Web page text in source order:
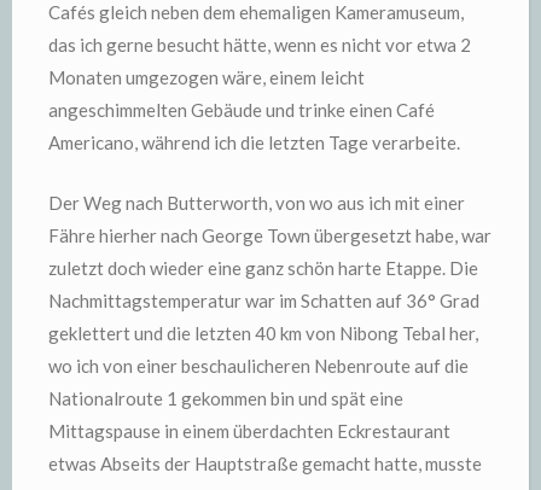
Cafés gleich neben dem ehemaligen Kameramuseum,
das ich gerne besucht hätte, wenn es nicht vor etwa 2
Monaten umgezogen wäre, einem leicht
angeschimmelten Gebäude und trinke einen Café
Americano, während ich die letzten Tage verarbeite.
Der Weg nach Butterworth, von wo aus ich mit einer
Fähre hierher nach George Town übergesetzt habe, war
zuletzt doch wieder eine ganz schön harte Etappe. Die
Nachmittagstemperatur war im Schatten auf 36° Grad
geklettert und die letzten 40 km von Nibong Tebal her,
wo ich von einer beschaulicheren Nebenroute auf die
Nationalroute 1 gekommen bin und spät eine
Mittagspause in einem überdachten Eckrestaurant
etwas Abseits der Hauptstraße gemacht hatte, musste